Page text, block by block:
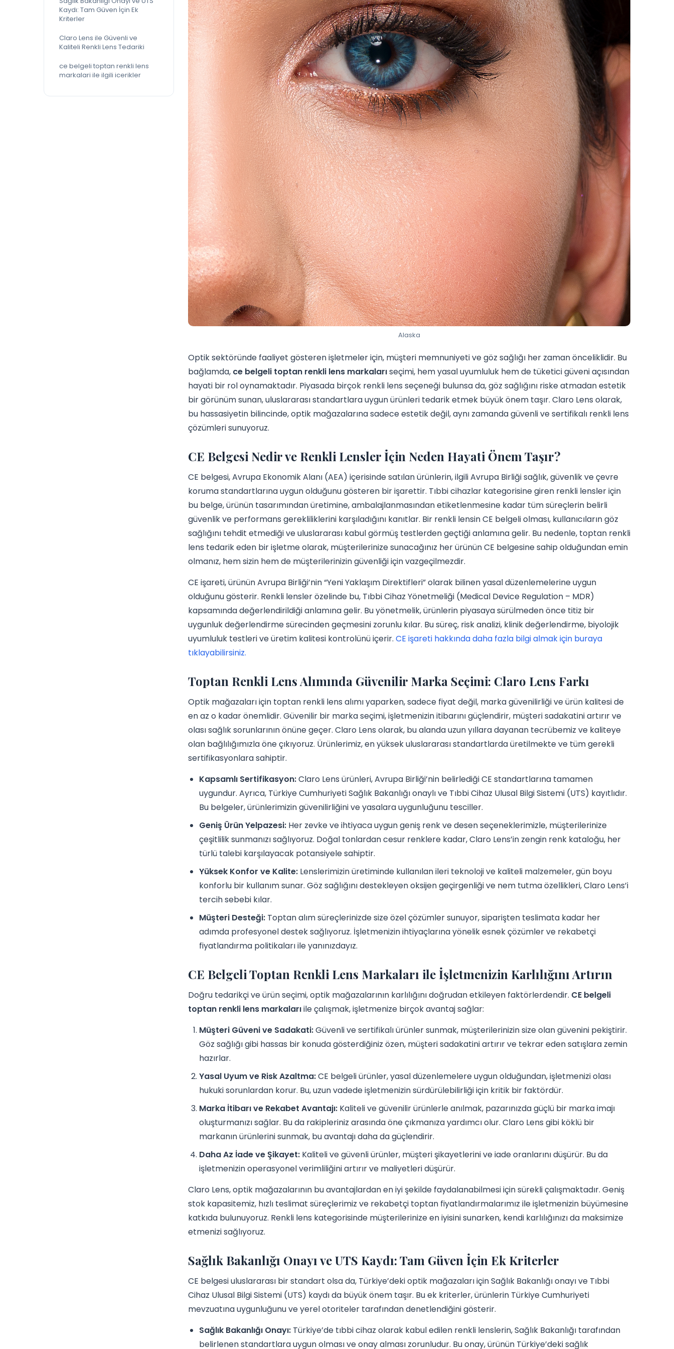
Kaydı: Tam Güven İçin Ek
Kriterler
Claro Lens ile Güvenli ve
Kaliteli Renkli Lens Tedariki
ce belgeli toptan renkli lens
markalari ile ilgili icerikler
Alaska
Optik sektöründe faaliyet gösteren işletmeler için, müşteri memnuniyeti ve göz sağlığı her zaman önceliklidir. Bu
bağlamda, ce belgeli toptan renkli lens markalarıseçimi, hem yasal uyumluluk hem de tüketici güveni açısından
hayati bir rol oynamaktadır. Piyasada birçok renkli lens seçeneği bulunsa da, göz sağlığını riske atmadan estetik
bir görünüm sunan, uluslararası standartlara uygun ürünleri tedarik etmek büyük önem taşır. Claro Lens olarak,
bu hassasiyetin bilincinde, optik mağazalarına sadece estetik değil, aynı zamanda güvenli ve sertifikalı renkli lens
çözümleri sunuyoruz.
CE Belgesi Nedir ve Renkli Lensler İçin Neden Hayati Önem Taşır?
CE belgesi, Avrupa Ekonomik Alanı (AEA) içerisinde satılan ürünlerin, ilgili Avrupa Birliği sağlık, güvenlik ve çevre
koruma standartlarına uygun olduğunu gösteren bir işarettir. Tıbbi cihazlar kategorisine giren renkli lensler için
bu belge, ürünün tasarımından üretimine, ambalajlanmasından etiketlenmesine kadar tüm süreçlerin belirli
güvenlik ve performans gerekliliklerini karşıladığını kanıtlar. Bir renkli lensin CE belgeli olması, kullanıcıların göz
sağlığını tehdit etmediği ve uluslararası kabul görmüş testlerden geçtiği anlamına gelir. Bu nedenle, toptan renkli
lens tedarik eden bir işletme olarak, müşterilerinize sunacağınız her ürünün CE belgesine sahip olduğundan emin
olmanız, hem sizin hem de müşterilerinizin güvenliği için vazgeçilmezdir.
CE işareti, ürünün Avrupa Birliği’nin “Yeni Yaklaşım Direktifleri” olarak bilinen yasal düzenlemelerine uygun
olduğunu gösterir. Renkli lensler özelinde bu, Tıbbi Cihaz Yönetmeliği (Medical Device Regulation – MDR)
kapsamında değerlendirildiği anlamına gelir. Bu yönetmelik, ürünlerin piyasaya sürülmeden önce titiz bir
uygunluk değerlendirme sürecinden geçmesini zorunlu kılar. Bu süreç, risk analizi, klinik değerlendirme, biyolojik
uyumluluk testleri ve üretim kalitesi kontrolünü içerir. CE işareti hakkında daha fazla bilgi almak için buraya
tıklayabilirsiniz.
Toptan Renkli Lens Alımında Güvenilir Marka Seçimi: Claro Lens Farkı
Optik mağazaları için toptan renkli lens alımı yaparken, sadece fiyat değil, marka güvenilirliği ve ürün kalitesi de
en az o kadar önemlidir. Güvenilir bir marka seçimi, işletmenizin itibarını güçlendirir, müşteri sadakatini artırır ve
olası sağlık sorunlarının önüne geçer. Claro Lens olarak, bu alanda uzun yıllara dayanan tecrübemiz ve kaliteye
olan bağlılığımızla öne çıkıyoruz. Ürünlerimiz, en yüksek uluslararası standartlarda üretilmekte ve tüm gerekli
sertifikasyonlara sahiptir.
Kapsamlı Sertifikasyon:Claro Lens ürünleri, Avrupa Birliği’nin belirlediği CE standartlarına tamamen
uygundur. Ayrıca, Türkiye Cumhuriyeti Sağlık Bakanlığı onaylı ve Tıbbi Cihaz Ulusal Bilgi Sistemi (UTS) kayıtlıdır.
Bu belgeler, ürünlerimizin güvenilirliğini ve yasalara uygunluğunu tesciller.
Geniş Ürün Yelpazesi: Her zevke ve ihtiyaca uygun geniş renk ve desen seçeneklerimizle, müşterilerinize
çeşitlilik sunmanızı sağlıyoruz. Doğal tonlardan cesur renklere kadar, Claro Lens’in zengin renk kataloğu, her
türlü talebi karşılayacak potansiyele sahiptir.
Yüksek Konfor ve Kalite: Lenslerimizin üretiminde kullanılan ileri teknoloji ve kaliteli malzemeler, gün boyu
konforlu bir kullanım sunar. Göz sağlığını destekleyen oksijen geçirgenliği ve nem tutma özellikleri, Claro Lens’i
tercih sebebi kılar.
Müşteri Desteği: Toptan alım süreçlerinizde size özel çözümler sunuyor, siparişten teslimata kadar her
adımda profesyonel destek sağlıyoruz. İşletmenizin ihtiyaçlarına yönelik esnek çözümler ve rekabetçi
fiyatlandırma politikaları ile yanınızdayız.
CE Belgeli Toptan Renkli Lens Markaları ile İşletmenizin Karlılığını Artırın
Doğru tedarikçi ve ürün seçimi, optik mağazalarının karlılığını doğrudan etkileyen faktörlerdendir. CE belgeli
toptan renkli lens markalarıile çalışmak, işletmenize birçok avantaj sağlar:
Müşteri Güveni ve Sadakati:Güvenli ve sertifikalı ürünler sunmak, müşterilerinizin size olan güvenini pekiştirir.
Göz sağlığı gibi hassas bir konuda gösterdiğiniz özen, müşteri sadakatini artırır ve tekrar eden satışlara zemin
hazırlar.
Yasal Uyum ve Risk Azaltma:CE belgeli ürünler, yasal düzenlemelere uygun olduğundan, işletmenizi olası
hukuki sorunlardan korur. Bu, uzun vadede işletmenizin sürdürülebilirliği için kritik bir faktördür.
Marka İtibarı ve Rekabet Avantajı: Kaliteli ve güvenilir ürünlerle anılmak, pazarınızda güçlü bir marka imajı
oluşturmanızı sağlar. Bu da rakipleriniz arasında öne çıkmanıza yardımcı olur. Claro Lens gibi köklü bir
markanın ürünlerini sunmak, bu avantajı daha da güçlendirir.
Daha Az İade ve Şikayet: Kaliteli ve güvenli ürünler, müşteri şikayetlerini ve iade oranlarını düşürür. Bu da
işletmenizin operasyonel verimliliğini artırır ve maliyetleri düşürür.
Claro Lens, optik mağazalarının bu avantajlardan en iyi şekilde faydalanabilmesi için sürekli çalışmaktadır. Geniş
stok kapasitemiz, hızlı teslimat süreçlerimiz ve rekabetçi toptan fiyatlandırmalarımız ile işletmenizin büyümesine
katkıda bulunuyoruz. Renkli lens kategorisinde müşterilerinize en iyisini sunarken, kendi karlılığınızı da maksimize
etmenizi sağlıyoruz.
Sağlık Bakanlığı Onayı ve UTS Kaydı: Tam Güven İçin Ek Kriterler
CE belgesi uluslararası bir standart olsa da, Türkiye’deki optik mağazaları için Sağlık Bakanlığı onayı ve Tıbbi
Cihaz Ulusal Bilgi Sistemi (UTS) kaydı da büyük önem taşır. Bu ek kriterler, ürünlerin Türkiye Cumhuriyeti
mevzuatına uygunluğunu ve yerel otoriteler tarafından denetlendiğini gösterir.
Sağlık Bakanlığı Onayı: Türkiye’de tıbbi cihaz olarak kabul edilen renkli lenslerin, Sağlık Bakanlığı tarafından
belirlenen standartlara uygun olması ve onay alması zorunludur. Bu onay, ürünün Türkiye’deki sağlık